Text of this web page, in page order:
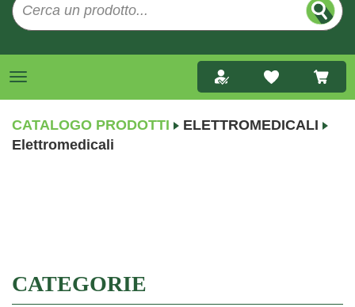
CATALOGO PRODOTTI
ELETTROMEDICALI
Elettromedicali
CATEGORIE